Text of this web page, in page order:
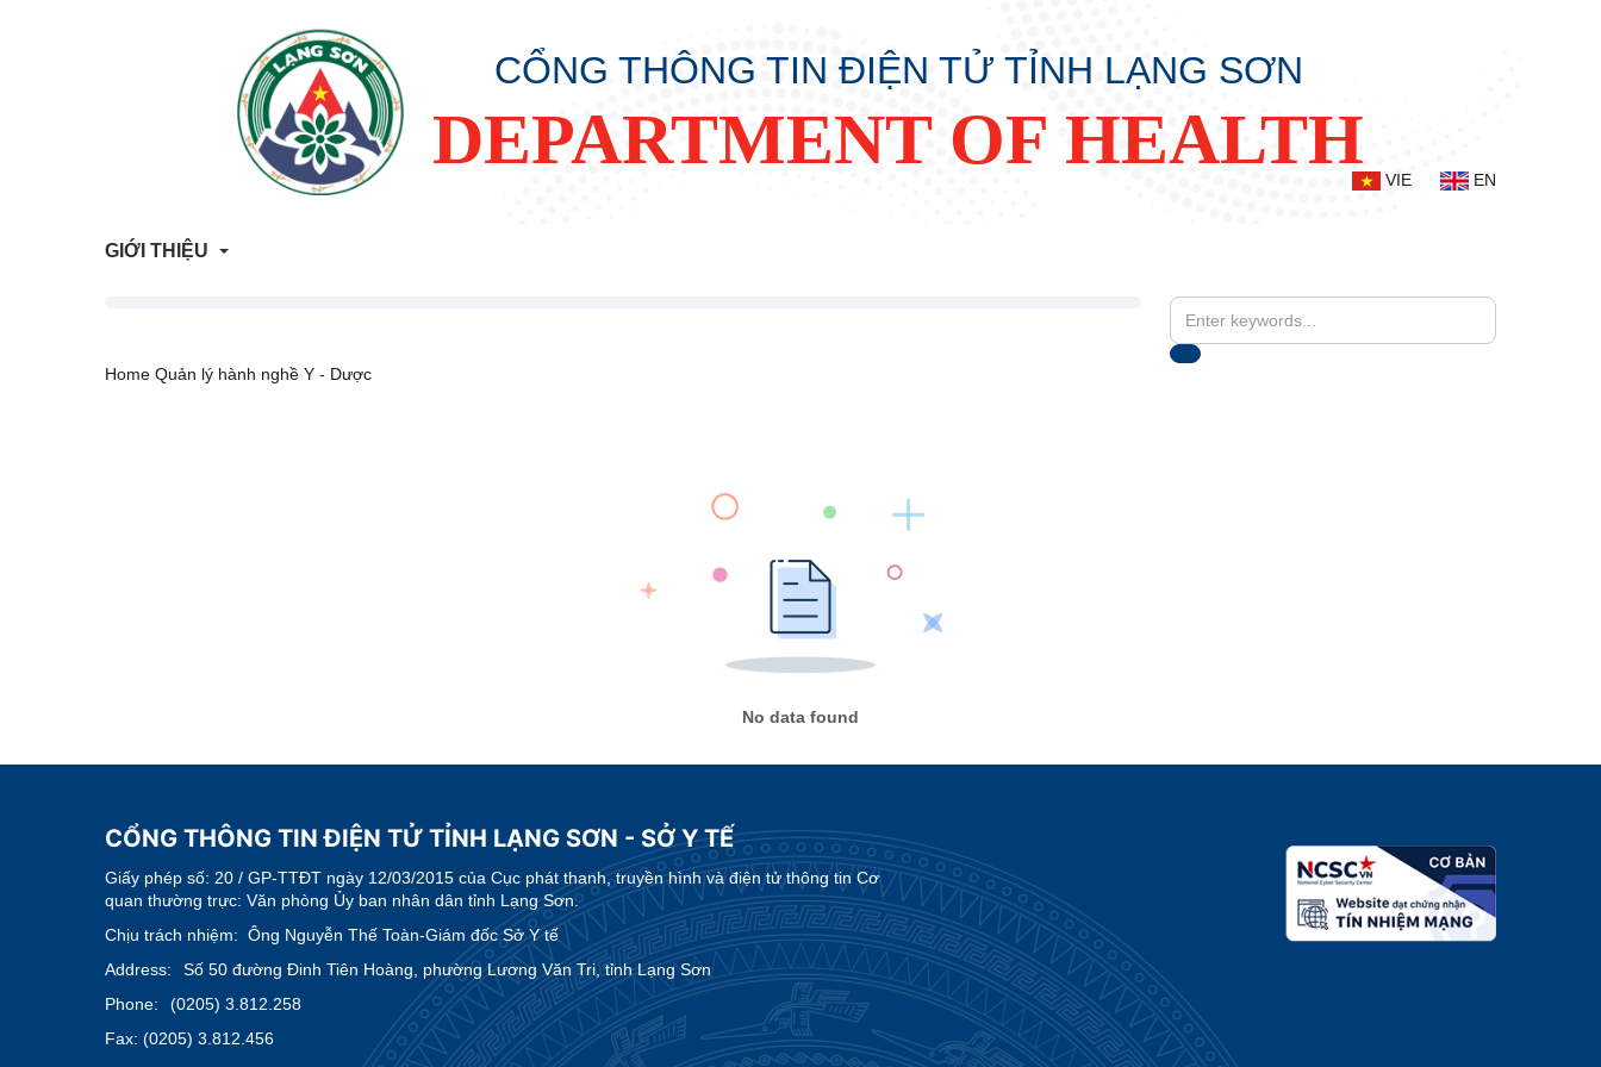
CỔNG THÔNG TIN ĐIỆN TỬ TỈNH LẠNG SƠN
DEPARTMENT OF HEALTH
VIE EN
GIỚI THIỆU
Home Quản lý hành nghề Y - Dược
No data found
CỔNG THÔNG TIN ĐIỆN TỬ TỈNH LẠNG SƠN - SỞ Y TẾ
Giấy phép số: 20 / GP-TTĐT ngày 12/03/2015 của Cục phát thanh, truyền hình và điện tử thông tin Cơ
quan thường trực: Văn phòng Ủy ban nhân dân tỉnh Lạng Sơn.
Chịu trách nhiệm: Ông Nguyễn Thế Toàn-Giám đốc Sở Y tế
Address:
Số 50 đường Đinh Tiên Hoàng, phường Lương Văn Tri, tỉnh Lạng Sơn
Phone:
(0205) 3.812.258
Fax: (0205) 3.812.456